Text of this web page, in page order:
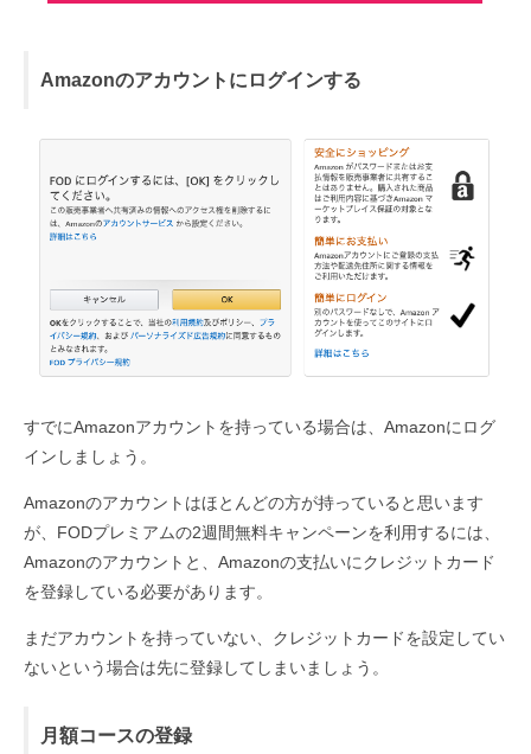
Amazonのアカウントにログインする
すでにAmazonアカウントを持っている場合は、Amazonにログ
インしましょう。
Amazonのアカウントはほとんどの方が持っていると思います
が、FODプレミアムの2週間無料キャンペーンを利用するには、
Amazonのアカウントと、Amazonの支払いにクレジットカード
を登録している必要があります。
まだアカウントを持っていない、クレジットカードを設定してい
ないという場合は先に登録してしまいましょう。
月額コースの登録